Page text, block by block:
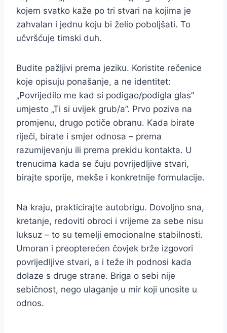
kojem svatko kaže po tri stvari na kojima je
zahvalan i jednu koju bi želio poboljšati. To
učvršćuje timski duh.
Budite pažljivi prema jeziku. Koristite rečenice
koje opisuju ponašanje, a ne identitet:
„Povrijedilo me kad si podigao/podigla glas”
umjesto „Ti si uvijek grub/a”. Prvo poziva na
promjenu, drugo potiče obranu. Kada birate
riječi, birate i smjer odnosa – prema
razumijevanju ili prema prekidu kontakta. U
trenucima kada se čuju povrijedljive stvari,
birajte sporije, mekše i konkretnije formulacije.
Na kraju, prakticirajte autobrigu. Dovoljno sna,
kretanje, redoviti obroci i vrijeme za sebe nisu
luksuz – to su temelji emocionalne stabilnosti.
Umoran i preopterećen čovjek brže izgovori
povrijedljive stvari, a i teže ih podnosi kada
dolaze s druge strane. Briga o sebi nije
sebičnost, nego ulaganje u mir koji unosite u
odnos.